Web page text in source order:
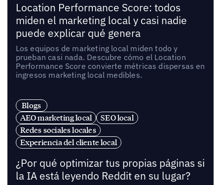
Location Performance Score: todos
miden el marketing local y casi nadie
puede explicar qué genera
Los equipos de marketing local miden todo y
prueban casi nada. Descubre cómo el Location
Performance Score convierte métricas dispersas en
ingresos marketing local medibles.
Blogs
AEO marketing local
SEO local
Redes sociales locales
Experiencia del cliente local
¿Por qué optimizar tus propias páginas si
la IA está leyendo Reddit en su lugar?